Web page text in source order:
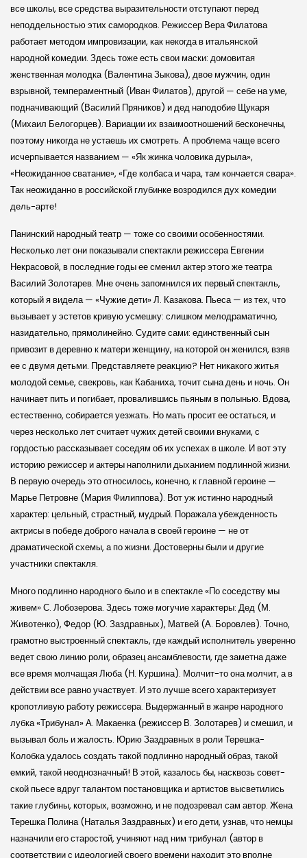
все школы, все средства выразительности отступают перед
неподдельностью этих самородков. Режиссер Вера Филатова
работает методом импровизации, как некогда в итальян­ской
народной комедии. Здесь тоже есть свои ма­ски: домовитая
женственная молодка (Валентина Зыкова), двое мужчин, один
взрывной, темпераментный (Иван Филатов), другой — себе на уме,
подначивающий (Василий Пряников) и дед наподобие Щукаря
(Михаил Белогорцев). Вариации их взаимоотношений бесконечны,
поэтому никогда не устаешь их смотреть. А проблема чаще всего
исчерпывается названием — «Як жинка чоловика дурыла»,
«Неожиданное сватание», «Где колбаса и чара, там кончается свара».
Так неожиданно в россий­ской глубинке возродился дух комедии
дель-арте!
Панин­ский народный театр — тоже со своими особенностями.
Несколько лет они показывали спектакли режиссера Евгении
Некрасовой, в последние годы ее сменил актер этого же театра
Василий Золотарев. Мне очень запомнился их первый спектакль,
который я видела — «Чужие дети» Л. Казакова. Пьеса — из тех, что
вызывает у эстетов кривую усмешку: слишком мелодраматично,
назидательно, прямолинейно. Судите сами: единственный сын
привозит в деревню к матери женщину, на которой он женился, взяв
ее с двумя детьми. Представляете реакцию? Нет никакого житья
молодой семье, свекровь, как Кабаниха, точит сына день и ночь. Он
начинает пить и погибает, провалившись пьяным в полынью. Вдова,
естественно, собирается уезжать. Но мать просит ее остаться, и
через несколько лет считает чужих детей своими внуками, с
гордостью рассказывает соседям об их успехах в школе. И вот эту
историю режиссер и актеры наполнили дыханием подлинной жизни.
В первую очередь это относилось, конечно, к главной героине —
Марье Петровне (Мария Филиппова). Вот уж истинно народный
характер: цельный, страстный, мудрый. Поражала убежденность
актрисы в победе доброго начала в своей героине — не от
драматиче­ской схемы, а по жизни. Достоверны были и другие
участники спектакля.
Много подлинно народного было и в спектакле «По соседству мы
живем» С. Лобозерова. Здесь тоже могучие характеры: Дед (М.
Животенко), Федор (Ю. Заздравных), Матвей (А. Боровлев). Точно,
грамотно выстроенный спектакль, где каждый исполнитель уверенно
ведет свою линию роли, образец ансамблевости, где заметна даже
все время молчащая Люба (Н. Куршина). Молчит-то она молчит, а в
действии все равно участвует. И это лучше всего характеризует
кропотливую работу режиссера. Выдержанный в жанре народного
лубка «Трибунал» А. Макаенка (режиссер В. Золотарев) и смешил, и
вызывал боль и жалость. Юрию Заздравных в роли Терешка-
Колобка удалось создать такой подлинно народный образ, такой
емкий, такой неоднозначный! В этой, казалось бы, насквозь совет­
ской пьесе вдруг талантом постановщика и артистов высветились
такие глубины, которых, возможно, и не подозревал сам автор. Жена
Терешка Полина (Наталья Заздравных) и его дети, узнав, что немцы
назначили его старостой, учиняют над ним трибунал (автор в
соответствии с идеологией своего времени находит это вполне